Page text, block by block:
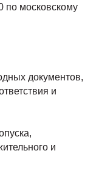
по московскому
документов,
и
и